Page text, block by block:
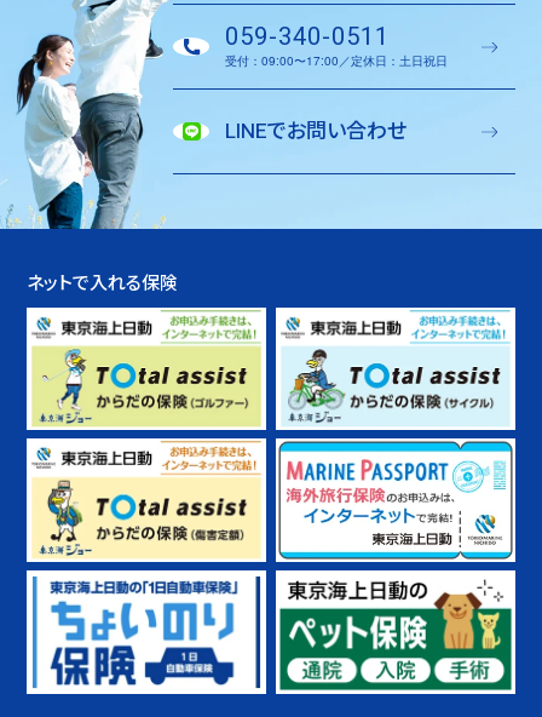
059-340-0511
受付：09:00〜17:00／定休日：土日祝日
LINEでお問い合わせ
ネットで入れる保険